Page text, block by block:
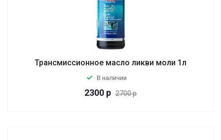
Трансмиссионное масло ликви моли 1л
В наличии
2300 р 2700 р